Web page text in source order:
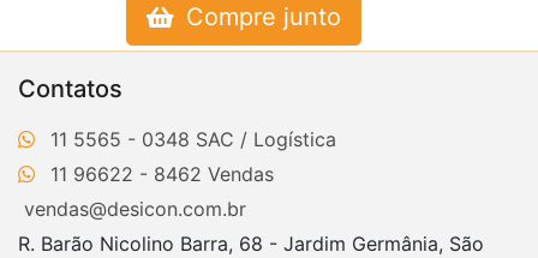
Compre junto
Contatos
11 5565 - 0348
11 96622 - 8462
vendas@desicon.com.br
R. Barão Nicolino Barra, 68 - Jardim Germânia, São